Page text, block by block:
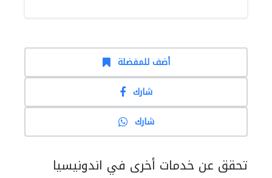
أضف للمفضلة
شارك
شارك
تحقق عن خدمات أخرى في اندونيسيا